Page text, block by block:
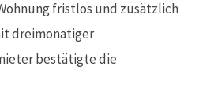
fristlos und zusätzlich
dreimonatiger
bestätigte die